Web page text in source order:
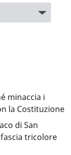
minaccia i
la Costituzione
di San
tricolore